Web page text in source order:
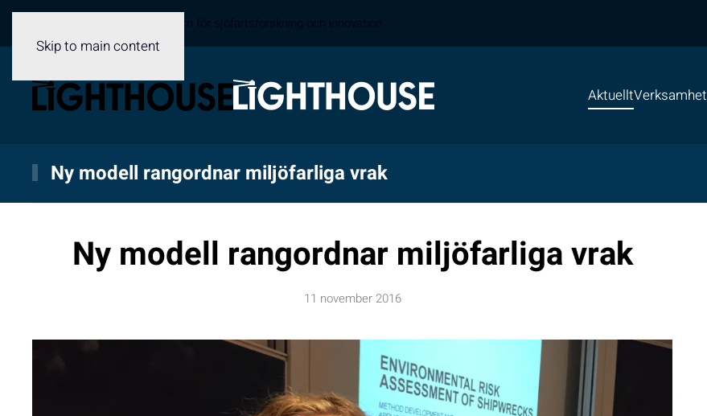
Skip to main content
AktuelltVerksamhet
Ny modell rangordnar miljöfarliga vrak
Ny modell rangordnar miljöfarliga vrak
11 november 2016